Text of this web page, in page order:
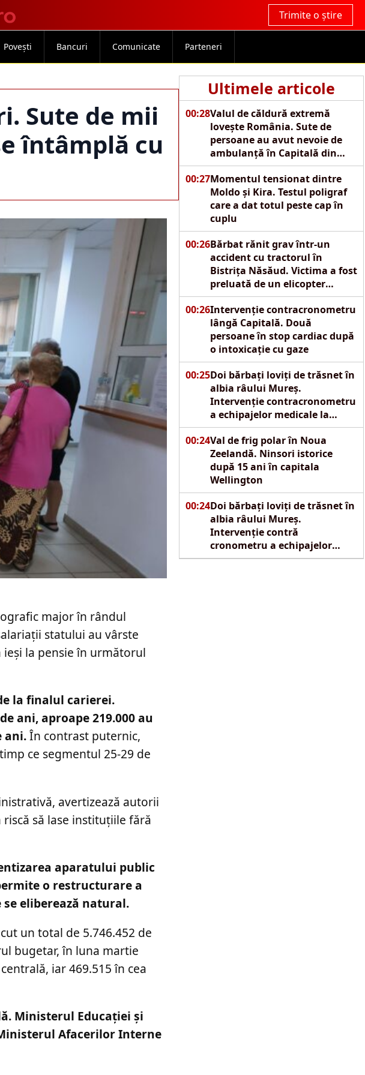
Trimite o știre
Povești Bancuri Comunicate Parteneri
Sute de mii
întâmplă cu
Ultimele articole
00:28Valul de căldură extremă
lovește România. Sute de
persoane au avut nevoie de
ambulanță în Capitală din
cauza caniculei
00:27Momentul tensionat dintre
Moldo și Kira. Testul poligraf
care a dat totul peste cap în
cuplu
00:26Bărbat rănit grav într-un
accident cu tractorul în
Bistrița Năsăud. Victima a fost
preluată de un elicopter
SMURD
00:26Intervenție contracronometru
lângă Capitală. Două
persoane în stop cardiac după
o intoxicație cu gaze
00:25Doi bărbați loviți de trăsnet în
albia râului Mureș.
Intervenție contracronometru
a echipajelor medicale la
Reghin
00:24Val de frig polar în Noua
Zeelandă. Ninsori istorice
după 15 ani în capitala
Wellington
00:24Doi bărbați loviți de trăsnet în
albia râului Mureș.
Intervenție contră
cronometru a echipajelor
SMURD la Reghin
major în rândul
statului au vârste
ieși la pensie în următorul
la finalul carierei.
ani, aproape 219.000 au
ani.În contrast puternic,
ce segmentul 25-29 de
avertizează autorii
să lase instituțiile fără
aparatului public
o restructurare a
eliberează natural.
un total de 5.746.452 de
bugetar, în luna martie
iar 469.515 în cea
Ministerul Educației și
Afacerilor Interne